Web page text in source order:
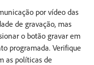
por vídeo das
de gravação, mas
o botão gravar em
programada. Verifique
as políticas de